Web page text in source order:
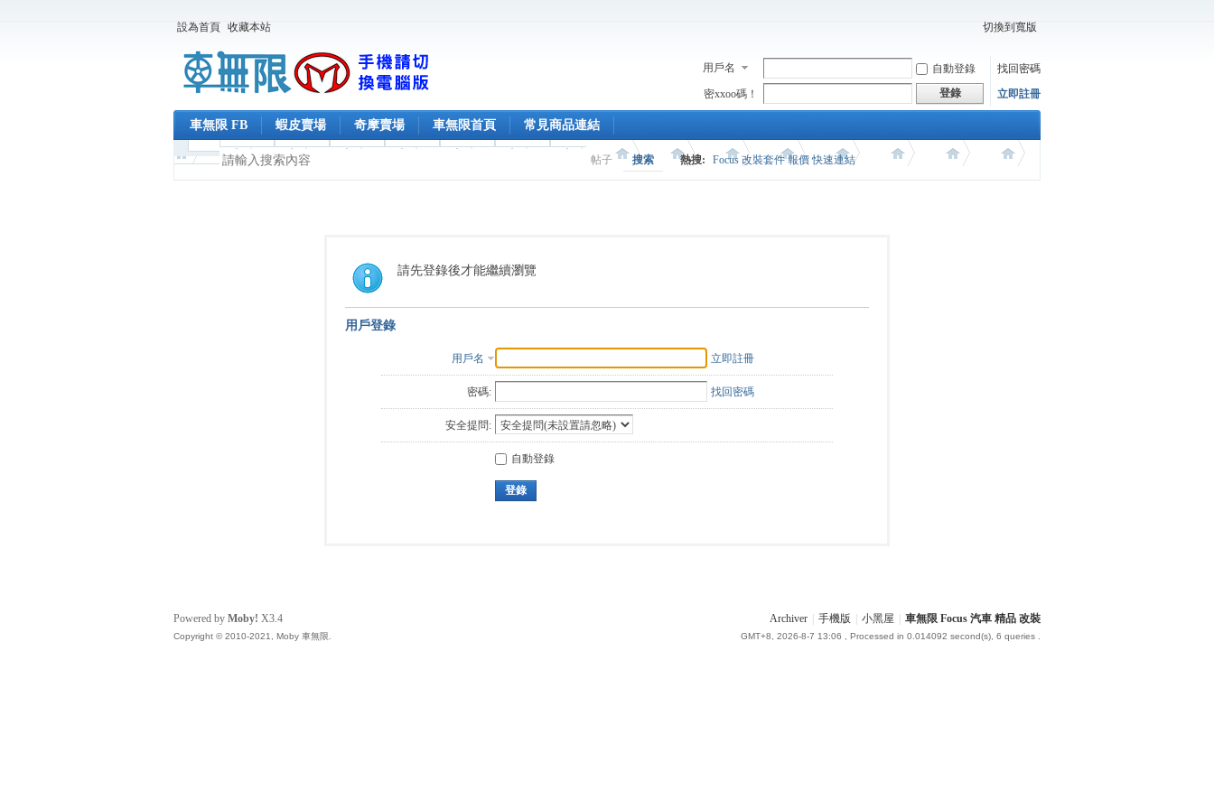
設為首頁 收藏本站 切換到寬版
用戶名 自動登錄
找回密碼
密xxoo碼！
登錄 立即註冊
車無限 FB 蝦皮賣場 奇摩賣場 車無限首頁 常見商品連結
帖子 搜索 熱搜: Focus 改裝套件 報價 快速連結
請先登錄後才能繼續瀏覽
用戶登錄
用戶名 立即註冊
密碼: 找回密碼
安全提問:
自動登錄
登錄
Archiver 手機版 小黑屋 車無限 Focus 汽車 精品 改裝
GMT+8, 2026-8-7 13:06 , Processed in 0.014092 second(s), 6 queries .
Powered by Moby! X3.4
Copyright © 2010-2021, Moby 車無限.